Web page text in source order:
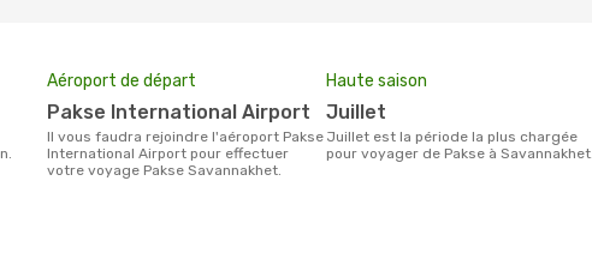
Aéroport de départ
Pakse International Airport
Il vous faudra rejoindre l'aéroport Pakse
International Airport pour effectuer
votre voyage Pakse Savannakhet.
Haute saison
juillet
juillet est la période la plus chargée
pour voyager de Pakse à Savannakhet.